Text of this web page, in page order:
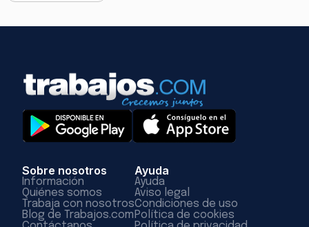
Sobre nosotros
Información
Quiénes somos
Trabaja con nosotros
Blog de Trabajos.com
Ayuda
Ayuda
Aviso legal
Condiciones de uso
Política de cookies